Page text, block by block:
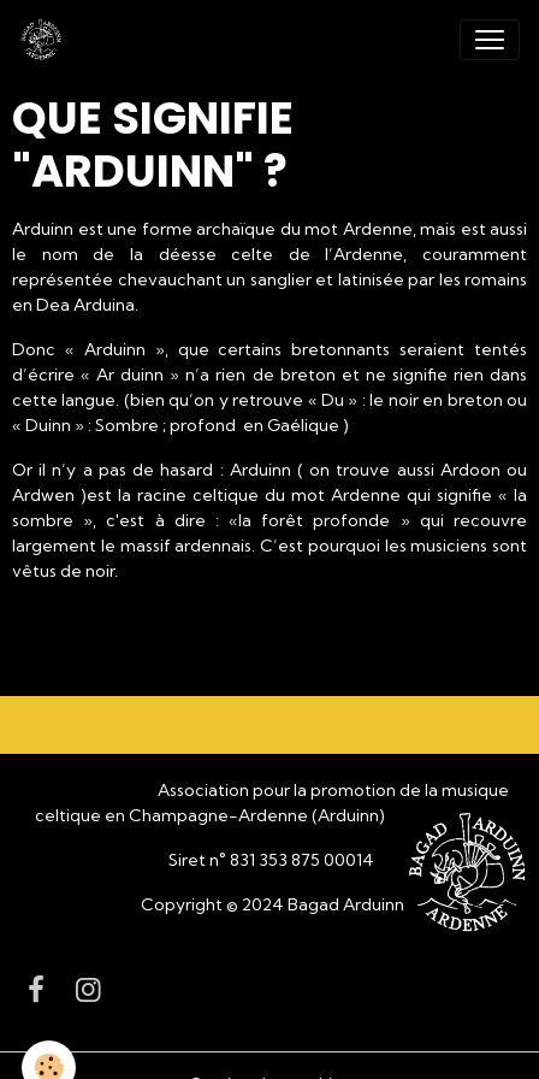
QUE SIGNIFIE
"ARDUINN" ?
Arduinn est une forme archaïque du mot Ardenne, mais est aussi
le nom de la déesse celte de l’Ardenne, couramment
représentée chevauchant un sanglier et latinisée par les romains
en Dea Arduina.
Donc « Arduinn », que certains bretonnants seraient tentés
d’écrire « Ar duinn » n’a rien de breton et ne signifie rien dans
cette langue. (bien qu’on y retrouve « Du » : le noir en breton ou
« Duinn » : Sombre ; profond en Gaélique )
Or il n’y a pas de hasard : Arduinn ( on trouve aussi Ardoon ou
Ardwen )est la racine celtique du mot Ardenne qui signifie « la
sombre », c'est à dire : «la forêt profonde » qui recouvre
largement le massif ardennais. C’est pourquoi les musiciens sont
vêtus de noir.
Association pour la promotion de la musique
celtique en Champagne-Ardenne (Arduinn)
Siret n° 831 353 875 00014
Copyright © 2024 Bagad Arduinn